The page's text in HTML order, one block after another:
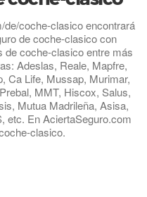
coche-clasico encontrará
de coche-clasico con
de coche-clasico entre más
Adeslas, Reale, Mapfre,
Ca Life, Mussap, Murimar,
MMT, Hiscox, Salus,
Mutua Madrileña, Asisa,
etc. En AciertaSeguro.com
clasico.